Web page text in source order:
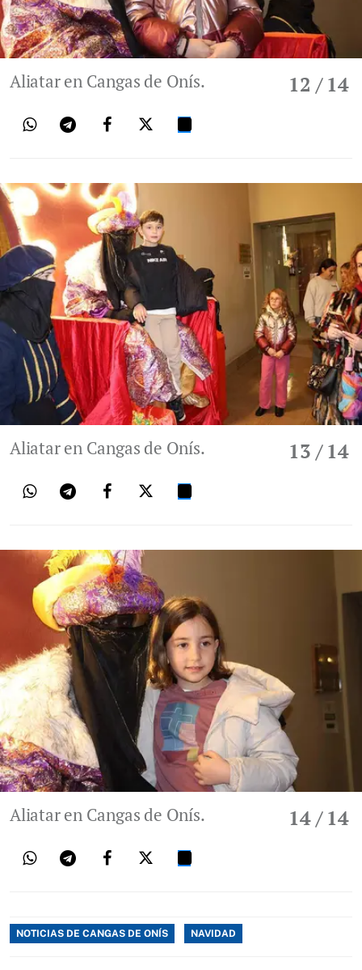
12 / 14
Aliatar en Cangas de Onís.
13 / 14
Aliatar en Cangas de Onís.
14/ 14
Aliatar en Cangas de Onís.
NOTICIAS DE CANGAS DE ONÍS NAVIDAD